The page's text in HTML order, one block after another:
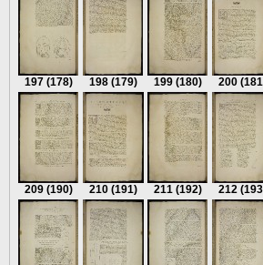
197 (178) 198 (179) 199 (180) 200
209 (190) 210 (191) 211 (192) 212